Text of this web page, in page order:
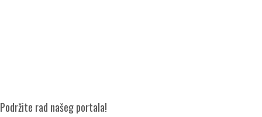
Podržite rad našeg portala!